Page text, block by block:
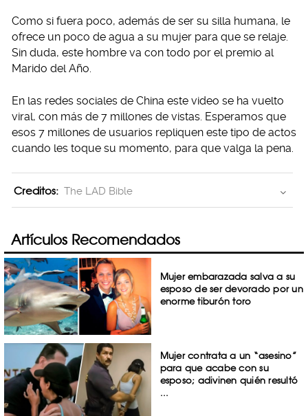
Como si fuera poco, además de ser su silla humana, le
ofrece un poco de agua a su mujer para que se relaje.
Sin duda, este hombre va con todo por el premio al
Marido del Año.
En las redes sociales de China este video se ha vuelto
viral, con más de 7 millones de vistas. Esperamos que
esos 7 millones de usuarios repliquen este tipo de actos
cuando les toque su momento, para que valga la pena.
Creditos: The LAD Bible
Artículos Recomendados
Mujer embarazada salva a su
esposo de ser devorado por un
enorme tiburón toro
Mujer contrata a un “asesino”
para que acabe con su
esposo; adivinen quién resultó
...